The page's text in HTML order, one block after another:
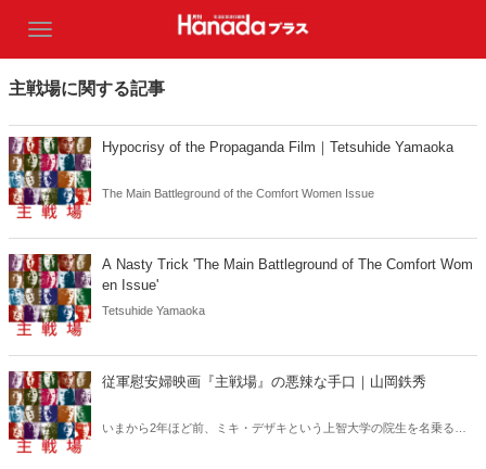
主戦場に関する記事
Hypocrisy of the Propaganda Film｜Tetsuhide Yamaoka
The Main Battleground of the Comfort Women Issue
A Nasty Trick 'The Main Battleground of The Comfort Wom
en Issue'
Tetsuhide Yamaoka
従軍慰安婦映画『主戦場』の悪辣な手口｜山岡鉄秀
いまから2年ほど前、ミキ・デザキという上智大学の院生を名乗る青